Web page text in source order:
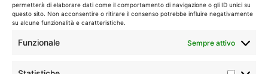
permetterà di elaborare dati come il comportamento di navigazione o gli ID unici su
questo sito. Non acconsentire o ritirare il consenso potrebbe influire negativamente
su alcune funzionalità e caratteristiche.
Funzionale Sempre attivo
Informativa sulla privacy
Obbligo di informazione ai sensi del GDPR
Regolamenti dei negozi online